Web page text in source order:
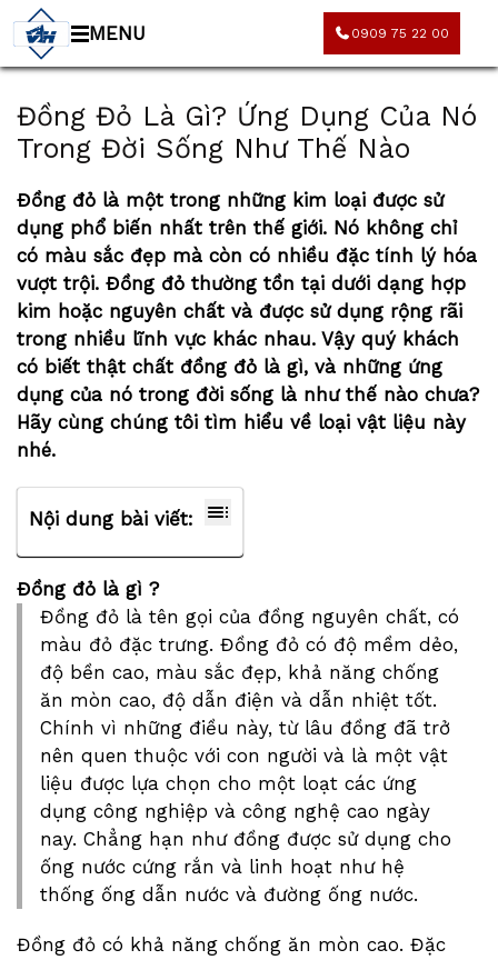
MENU 0909 75 22 00
Đồng Đỏ Là Gì? Ứng Dụng Của Nó
Trong Đời Sống Như Thế Nào
Đồng đỏ là một trong những kim loại được sử
dụng phổ biến nhất trên thế giới. Nó không chỉ
có màu sắc đẹp mà còn có nhiều đặc tính lý hóa
vượt trội. Đồng đỏ thường tồn tại dưới dạng hợp
kim hoặc nguyên chất và được sử dụng rộng rãi
trong nhiều lĩnh vực khác nhau. Vậy quý khách
có biết thật chất đồng đỏ là gì, và những ứng
dụng của nó trong đời sống là như thế nào chưa?
Hãy cùng chúng tôi tìm hiểu về loại vật liệu này
nhé.
Nội dung bài viết:
Đồng đỏ là gì ?
Đồng đỏ là tên gọi của đồng nguyên chất, có
màu đỏ đặc trưng. Đồng đỏ có độ mềm dẻo,
độ bền cao, màu sắc đẹp, khả năng chống
ăn mòn cao, độ dẫn điện và dẫn nhiệt tốt.
Chính vì những điều này, từ lâu đồng đã trở
nên quen thuộc với con người và là một vật
liệu được lựa chọn cho một loạt các ứng
dụng công nghiệp và công nghệ cao ngày
nay. Chẳng hạn như đồng được sử dụng cho
ống nước cứng rắn và linh hoạt như hệ
thống ống dẫn nước và đường ống nước.
Đồng đỏ có khả năng chống ăn mòn cao. Đặc